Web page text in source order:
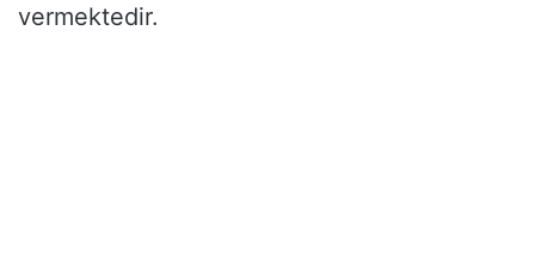
vermektedir.